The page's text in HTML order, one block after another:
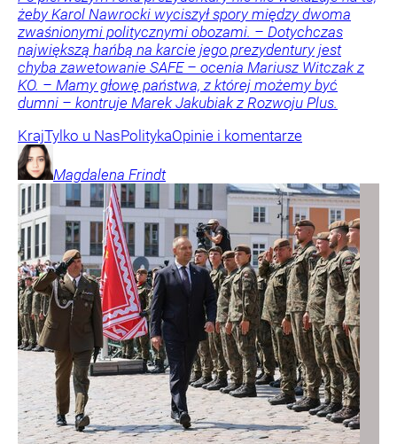
żeby Karol Nawrocki wyciszył spory między dwoma
zwaśnionymi politycznymi obozami. – Dotychczas
największą hańbą na karcie jego prezydentury jest
chyba zawetowanie SAFE – ocenia Mariusz Witczak z
KO. – Mamy głowę państwa, z której możemy być
dumni – kontruje Marek Jakubiak z Rozwoju Plus.
KrajTylko u NasPolitykaOpinie i komentarze
Magdalena Frindt